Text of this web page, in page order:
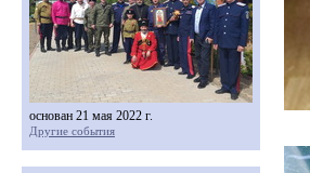
основан 21 мая 2022 г.
Другие события